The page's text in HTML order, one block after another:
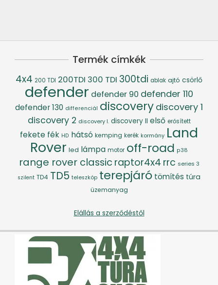
Termék címkék
4x4 200 TDI 200TDI 300 TDI 300tdi ablak ajtó csörlő
defender defender 90 defender 110
defender 130 differenciál discovery discovery 1
discovery 2 discovery I. discovery II első erősített
fekete fék HD hátsó kemping kerék kormány Land
Rover led lámpa motor off-road p38
range rover classic raptor4x4 rrc series 3
szilent TD4 TD5 teleszkóp terepjáró tömítés túra
üzemanyag
Elállás a szerződéstől